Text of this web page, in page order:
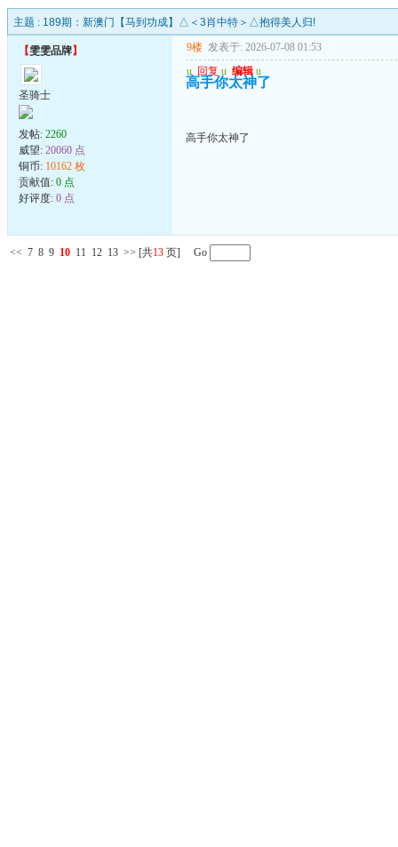
主题 : 189期：新澳门【马到功成】△＜3肖中特＞△抱得美人归!
【雯雯品牌】
圣骑士
发帖: 2260
威望: 20060 点
铜币: 10162 枚
贡献值: 0 点
好评度: 0 点
9楼 发表于: 2026-07-08 01:53
u 回复 u 编辑 u
高手你太神了
高手你太神了
<< 7 8 9 10 11 12 13 >> [共13 页] Go